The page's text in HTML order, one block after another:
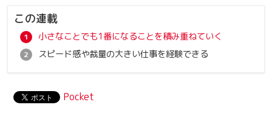
この連載
小さなことでも1番になることを積み重ねていく
スピード感や裁量の大きい仕事を経験できる
Pocket